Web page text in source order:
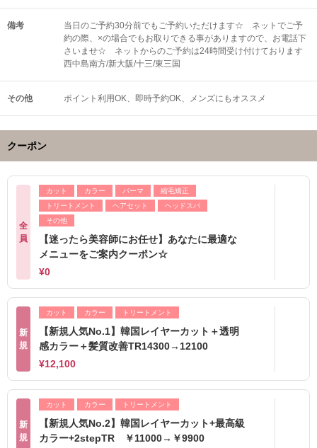
備考
当日のご予約30分前でもご予約いただけます☆ ネットでご予
約の際、×の場合でもお取りできる事がありますので、お電話下
さいませ☆ ネットからのご予約は24時間受け付けております
西中島南方/新大阪/十三/東三国
その他 ポイント利用OK 即時予約OK メンズにもオススメ
クーポン
全
員
カット カラー パーマ
縮毛矯正
トリートメント
ヘアセット
ヘッドスパ
その他
【迷ったら美容師にお任せ】あなたに最適な
メニューをご案内クーポン☆
¥0
新
規
カット カラー トリートメント
【新規人気No.1】韓国レイヤーカット＋透明
感カラー＋髪質改善TR14300→12100
¥12,100
新
規
カット カラー トリートメント
【新規人気No.2】韓国レイヤーカット+最高級
カラー+2stepTR ￥11000→￥9900